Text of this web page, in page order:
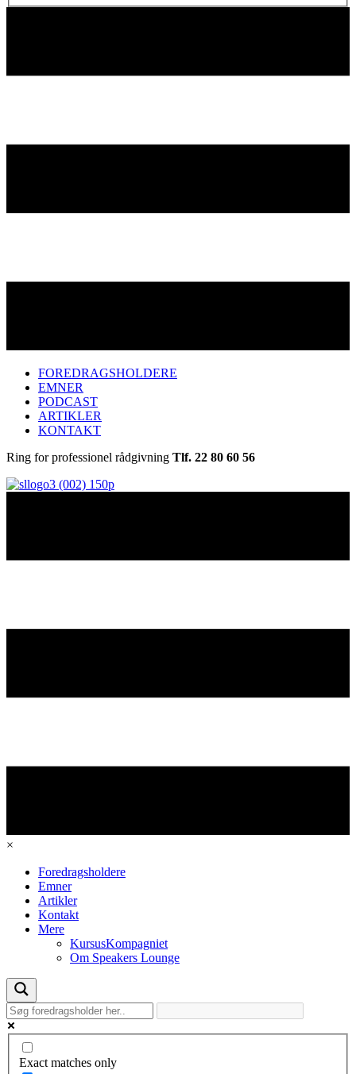
FOREDRAGSHOLDERE
EMNER
PODCAST
ARTIKLER
KONTAKT
Ring for professionel rådgivning Tlf. 22 80 60 56
×
Foredragsholdere
Emner
Artikler
Kontakt
Mere
KursusKompagniet
Om Speakers Lounge
Exact matches only